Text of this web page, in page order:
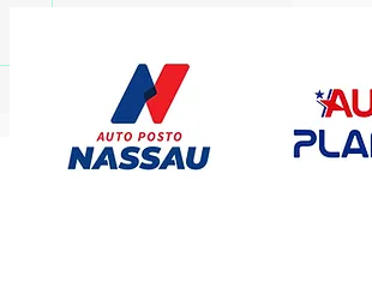
até o fim de